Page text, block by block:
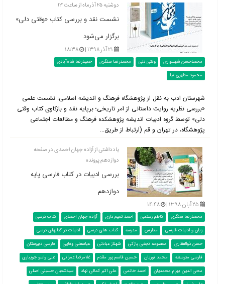
دوشنبه ۲۵ آذرماه از ساعت ۱۳
نشست نقد و بررسی کتاب «وقتی دلی»
برگزار می‌شود
۲۱ آذر ۱۳۹۸ | ۱۸:۳۸
محمدحسن شهسواری وقتی دلی محمدرضا سنگری
حمیدرضا شاه‌آبادی
محمود مطهری نیا
شهرستان ادب به نقل از پژوهشگاه فرهنگ و اندیشه اسلامی: نشست علمی
«بررسی نظریه روایت داستانی از امر تاریخی؛ برپایه نقد و بازکاوی کتاب وقتی
دلی» توسط گروه ادبیات اندیشه پژوهشکده فرهنگ و مطالعات اجتماعی
پژوهشگاه، در تهران و قم (ارتباط از طریق...
یادداشتی از آزاده جهان احمدی در صفحه
دوازدهم پرونده
بررسی ادبیات در کتاب فارسی پایه
دوازدهم
۲۵ آبان ۱۳۹۸ | ۱۴:۴۸
محمدرضا سنگری کاظم رستمی احمد تمیم داری آزاده جهان احمدی
کتاب درسی
زبان و ادبیات فارسی
مدارس مدرسه کتاب های درسی
ادبیات در کتابهای درسی
حسن ذوالفقاری
معصومه نجفی پازکی شهناز عبادتی عباسعلی وفایی
فارسی دبیرستان
فارسی متوسطه
محمد نوریان حسین قاسم پور مقدم غلامرضا عمرانی
علی واسو جویباری
محی الدین بهرام محمدیان
احمد خاتمی علی اکبر کمالی نهاد
سیدشعبان حسینی اصلی